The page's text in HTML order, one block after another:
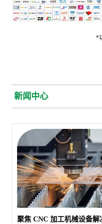
*
新闻中心
聚焦 CNC 加工机械设备解